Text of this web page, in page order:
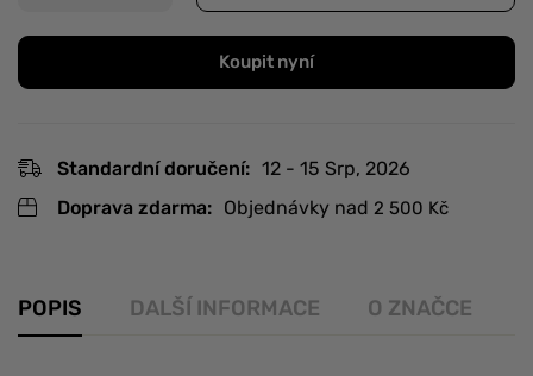
Koupit nyní
Standardní doručení: 12 - 15 Srp, 2026
Doprava zdarma: Objednávky nad 2 500 Kč
POPIS DALŠÍ INFORMACE O ZNAČCE